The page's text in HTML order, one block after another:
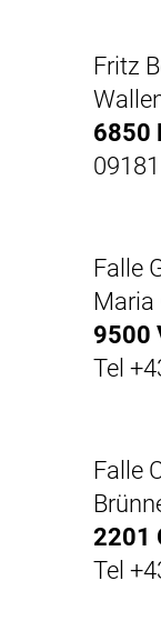
Fritz
6850
Falle
Maria
9500
Tel
Falle
2201
Tel